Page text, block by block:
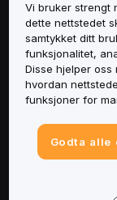
Om
Tjenester
Støtte
Produkter
Vi bruker strengt
dette nettstedet
samtykket ditt
funksjonalitet,
Disse hjelper oss
hvordan
funksjoner for
Godta alle